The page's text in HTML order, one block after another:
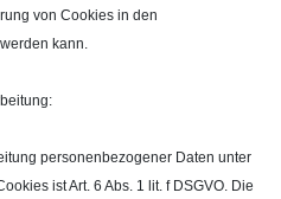
von Cookies in den
kann.
personenbezogener Daten unter
ist Art. 6 Abs. 1 lit. f DSGVO. Die